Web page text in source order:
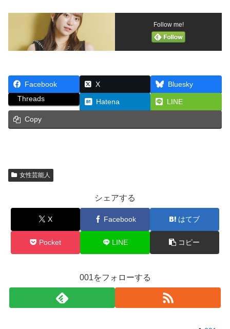
Follow me!
Facebook X
Bluesky
Threads
Hatena LINE
Copy
女性芸能人
シェアする
X Facebook はてブ
Pocket LINE コピー
001をフォローする